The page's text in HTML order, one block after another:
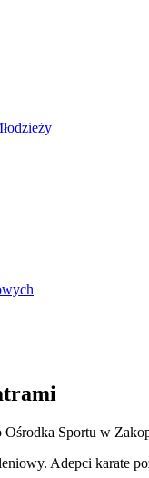
Sportu w
Adepci karate